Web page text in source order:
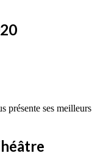
présente ses meilleurs